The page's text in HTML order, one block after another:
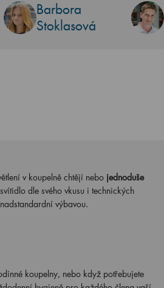
Barbora
Stoklasová
v koupelně chtějí nebo jednoduše
dle svého vkusu i technických
výbavou.
koupelny, nebo když potřebujete